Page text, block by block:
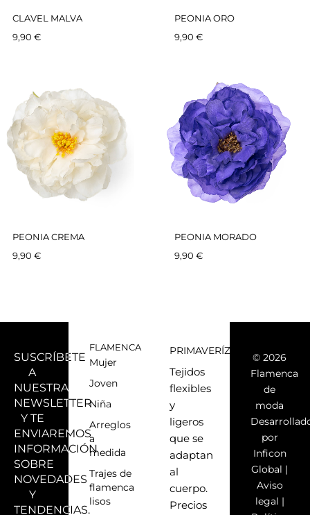
CLAVEL MALVA
9,90 €
PEONIA ORO
9,90 €
PEONIA CREMA
9,90 €
PEONIA MORADO
9,90 €
SUSCRÍBETE
A
NUESTRA
NEWSLETTER
Y TE
ENVIAREMOS
INFORMACIÓN
SOBRE
NOVEDADES
Y
TENDENCIAS.
FLAMENCA
Mujer
Joven
Niña
Arreglos
a
medida
Trajes de
flamenca
lisos
PRIMAVERÍZATE
Tejidos
flexibles
y
ligeros
que se
adaptan
al
cuerpo.
Precios
© 2026
Flamenca
de
moda
por
Inficon
Global |
Aviso
legal |